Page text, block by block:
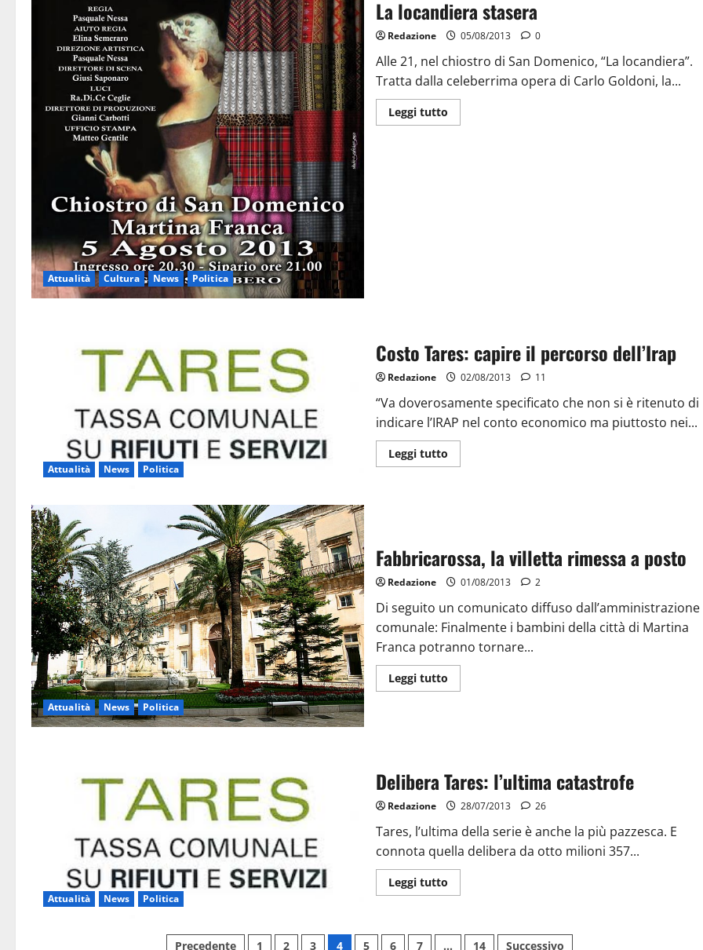
Attualità Cultura News Politica
La locandiera stasera
Redazione 05/08/2013 0
Alle 21, nel chiostro di San Domenico, “La locandiera”.
Tratta dalla celeberrima opera di Carlo Goldoni, la...
Leggi tutto
Attualità News Politica
Costo Tares: capire il percorso dell’Irap
Redazione 02/08/2013 11
“Va doverosamente specificato che non si è ritenuto di
indicare l’IRAP nel conto economico ma piuttosto nei...
Leggi tutto
Attualità News Politica
Fabbricarossa, la villetta rimessa a posto
Redazione 01/08/2013 2
Di seguito un comunicato diffuso dall’amministrazione
comunale: Finalmente i bambini della città di Martina
Franca potranno tornare...
Leggi tutto
Attualità News Politica
Delibera Tares: l’ultima catastrofe
Redazione 28/07/2013 26
Tares, l’ultima della serie è anche la più pazzesca. E
connota quella delibera da otto milioni 357...
Leggi tutto
Precedente 1 2 3 4 5 6 7 … 14 Successivo